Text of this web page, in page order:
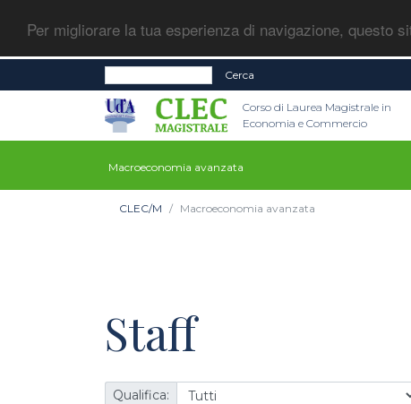
Per migliorare la tua esperienza di navigazione, questo
Cerca
Corso di Laurea Magistrale in
Economia e Commercio
Macroeconomia avanzata
CLEC/M Macroeconomia avanzata
Staff
Qualifica: